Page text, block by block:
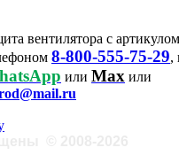
вентилятора с
8-800-555-75-29,
или Max или